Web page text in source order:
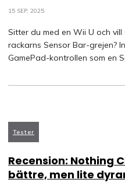
15 SEP, 2025
Sitter du med en Wii U och
rackarns Sensor Bar-grejen?
GamePad-kontrollen som en
Tester
Recension: Nothing
bättre, men lite